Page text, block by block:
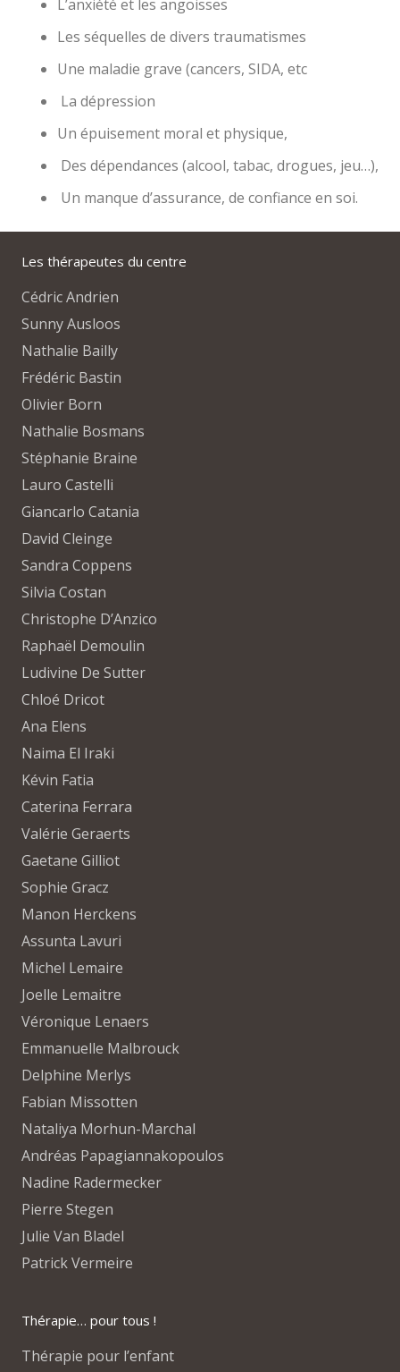
L’anxiété et les angoisses
Les séquelles de divers traumatismes
Une maladie grave (cancers, SIDA, etc
La dépression
Un épuisement moral et physique,
Des dépendances (alcool, tabac, drogues, jeu…),
Un manque d’assurance, de confiance en soi.
Les thérapeutes du centre
Cédric Andrien
Sunny Ausloos
Nathalie Bailly
Frédéric Bastin
Olivier Born
Nathalie Bosmans
Stéphanie Braine
Lauro Castelli
Giancarlo Catania
David Cleinge
Sandra Coppens
Silvia Costan
Christophe D’Anzico
Raphaël Demoulin
Ludivine De Sutter
Chloé Dricot
Ana Elens
Naima El Iraki
Kévin Fatia
Caterina Ferrara
Valérie Geraerts
Gaetane Gilliot
Sophie Gracz
Manon Herckens
Assunta Lavuri
Michel Lemaire
Joelle Lemaitre
Véronique Lenaers
Emmanuelle Malbrouck
Delphine Merlys
Fabian Missotten
Nataliya Morhun-Marchal
Andréas Papagiannakopoulos
Nadine Radermecker
Pierre Stegen
Julie Van Bladel
Patrick Vermeire
Thérapie… pour tous !
Thérapie pour l’enfant